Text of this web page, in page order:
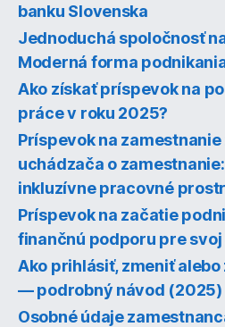
banku Slovenska
Jednoduchá spoločnosť
Moderná forma
Ako získať príspevok na
práce v roku 2025?
Príspevok na
uchádzača o
inkluzívne pracovné
Príspevok na začatie
finančnú podporu pre
Ako prihlásiť, zmeniť
— podrobný návod (2025)
Osobné údaje